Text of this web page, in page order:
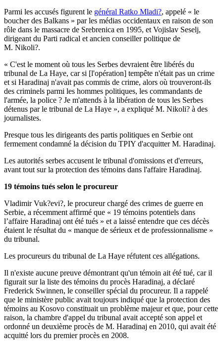
Parmi les accusés figurent le général Ratko Mladi?, appelé « le
boucher des Balkans » par les médias occidentaux en raison de son
rôle dans le massacre de Srebrenica en 1995, et Vojislav Seselj,
dirigeant du Parti radical et ancien conseiller politique de
M. Nikoli?.
« C'est le moment où tous les Serbes devraient être libérés du
tribunal de La Haye, car si [l'opération] tempête n'était pas un crime
et si Haradinaj n'avait pas commis de crime, alors où trouveront-ils
des criminels parmi les hommes politiques, les commandants de
l'armée, la police ? Je m'attends à la libération de tous les Serbes
détenus par le tribunal de La Haye », a expliqué M. Nikoli? à des
journalistes.
Presque tous les dirigeants des partis politiques en Serbie ont
fermement condamné la décision du TPIY d'acquitter M. Haradinaj.
Les autorités serbes accusent le tribunal d'omissions et d'erreurs,
avant tout sur la protection des témoins dans l'affaire Haradinaj.
19 témoins tués selon le procureur
Vladimir Vuk?evi?, le procureur chargé des crimes de guerre en
Serbie, a récemment affirmé que « 19 témoins potentiels dans
l’affaire Haradinaj ont été tués » et a laissé entendre que ces décès
étaient le résultat du « manque de sérieux et de professionnalisme »
du tribunal.
Les procureurs du tribunal de La Haye réfutent ces allégations.
Il n'existe aucune preuve démontrant qu'un témoin ait été tué, car il
figurait sur la liste des témoins du procès Haradinaj, a déclaré
Frederick Swinnen, le conseiller spécial du procureur. Il a rappelé
que le ministère public avait toujours indiqué que la protection des
témoins au Kosovo constituait un problème majeur et que, pour cette
raison, la chambre d'appel du tribunal avait accepté son appel et
ordonné un deuxième procès de M. Haradinaj en 2010, qui avait été
acquitté lors du premier procès en 2008.